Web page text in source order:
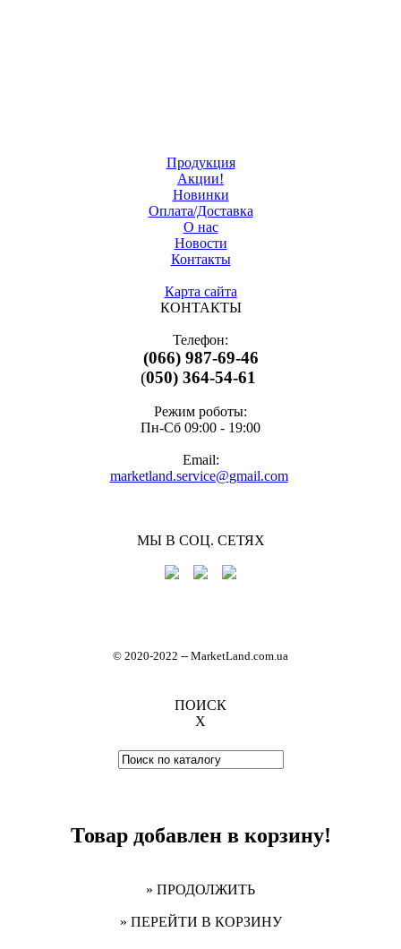
Продукция
Акции!
Новинки
Оплата/Доставка
О нас
Новости
Контакты
Карта сайта
КОНТАКТЫ
Телефон:
(066) 987-69-46
(050) 364-54-61
Режим роботы:
Пн-Cб 09:00 - 19:00
Email:
marketland.service@gmail.com
МЫ В СОЦ. СЕТЯХ
© 2020-2022 -- MarketLand.com.ua
ПОИСК
X
Товар добавлен в корзину!
» ПРОДОЛЖИТЬ
» ПЕРЕЙТИ В КОРЗИНУ